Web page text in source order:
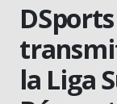
la Liga